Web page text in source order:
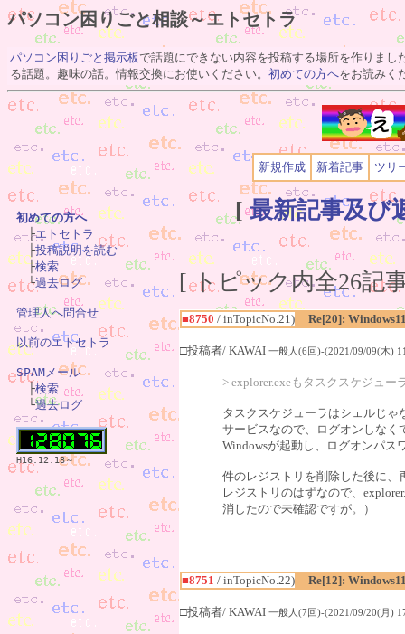
パソコン困りごと相談～エトセトラ
パソコン困りごと掲示板で話題にできない内容を投稿する場所を作りまし
る話題。趣味の話。情報交換にお使いください。 初めての方へをお読みく
新規作成 新着記事 ツリ
[最新記事及び
[ トピック内全26
■8750 / inTopicNo.21) Re[20]:
□投稿者/ KAWAI 一般人(6回)-(2021/09/09(木)
> explorer.exeもタスクスケジュ
タスクスケジューラはシェルじゃ
サービスなので、ログオンしなく
Windowsが起動し、ログオンパス
件のレジストリを削除した後に、
レジストリのはずなので、
消したので未確認ですが。）
■8751 / inTopicNo.22) Re[12]:
□投稿者/ KAWAI 一般人(7回)-(2021/09/20(月)
初めての方へ
├エトセトラ
├投稿説明を読む
├検索
└過去ログ
管理人へ問合せ
以前のエトセトラ
SPAMメール
├検索
└過去ログ
H16.12.18～